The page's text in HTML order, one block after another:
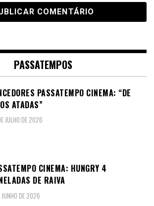
PASSATEMPOS
PASSATEMPO CINEMA: “DE
ATADAS”
JULHO DE 2026
CINEMA: HUNGRY 4
DE RAIVA
JUNHO DE 2026